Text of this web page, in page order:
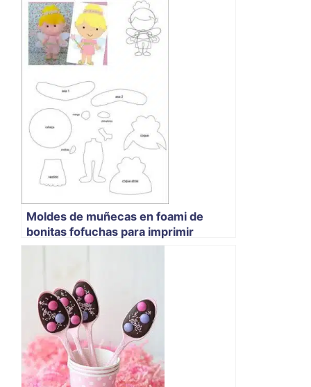
Moldes de muñecas en foami de
bonitas fofuchas para imprimir